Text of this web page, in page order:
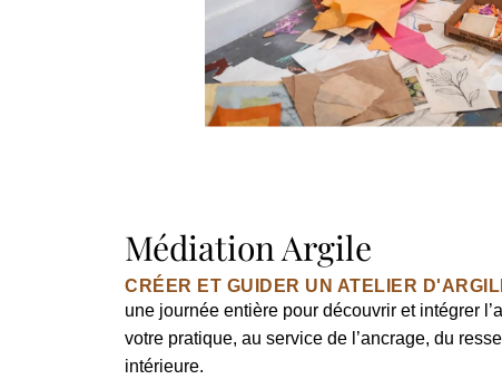
Médiation Argile
CRÉER ET GUIDER UN ATELIER
une journée entière pour découvrir et intégrer
votre pratique, au service de l’ancrage, du
intérieure.